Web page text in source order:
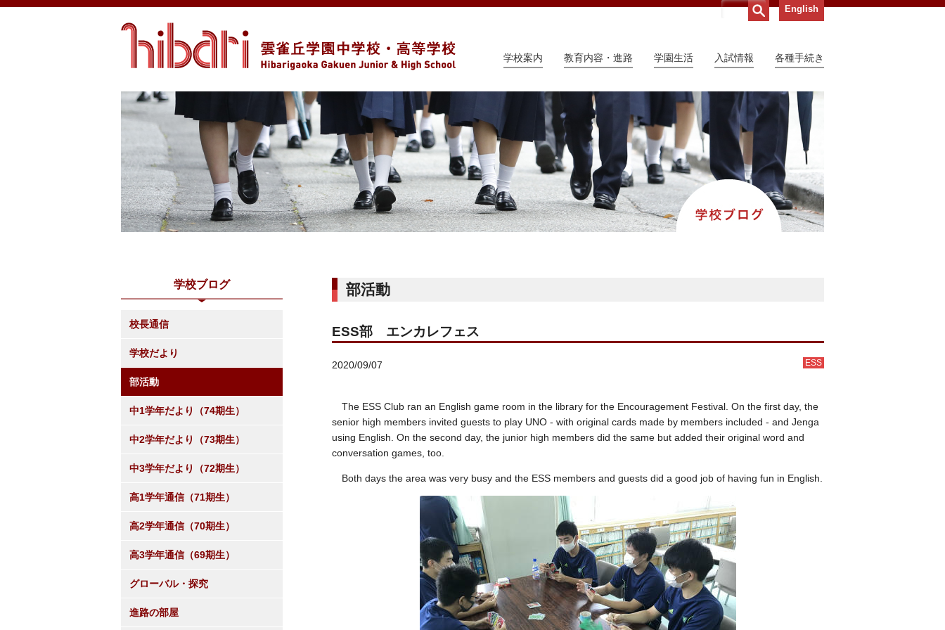
English
学校案内 教育内容・進路 学園生活 入試情報 各種手続き
部活動
ESS部 エンカレフェス
2020/09/07 ESS
The ESS Club ran an English game room in the library for the Encouragement Festival. On the first day, the
senior high members invited guests to play UNO - with original cards made by members included - and Jenga
using English. On the second day, the junior high members did the same but added their original word and
conversation games, too.
Both days the area was very busy and the ESS members and guests did a good job of having fun in English.
学校ブログ
校長通信
学校だより
部活動
中1学年だより（74期生）
中2学年だより（73期生）
中3学年だより（72期生）
高1学年通信（71期生）
高2学年通信（70期生）
高3学年通信（69期生）
グローバル・探究
進路の部屋